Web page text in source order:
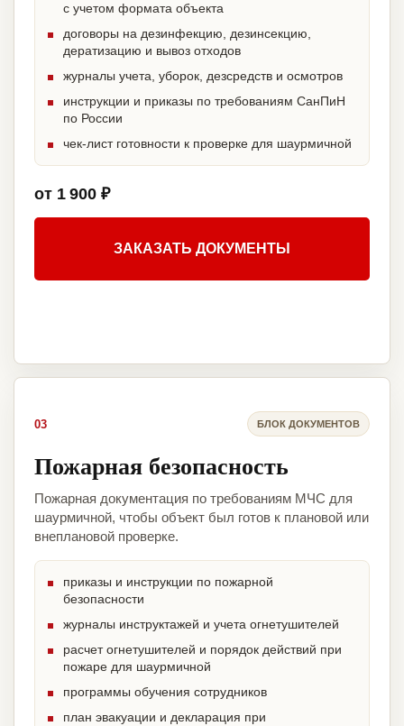
с учетом формата объекта
договоры на дезинфекцию, дезинсекцию,
дератизацию и вывоз отходов
журналы учета, уборок, дезсредств и осмотров
инструкции и приказы по требованиям СанПиН
по России
чек-лист готовности к проверке для шаурмичной
от 1 900 ₽
ЗАКАЗАТЬ ДОКУМЕНТЫ
03 БЛОК ДОКУМЕНТОВ
Пожарная безопасность
Пожарная документация по требованиям МЧС для
шаурмичной, чтобы объект был готов к плановой или
внеплановой проверке.
приказы и инструкции по пожарной
безопасности
журналы инструктажей и учета огнетушителей
расчет огнетушителей и порядок действий при
пожаре для шаурмичной
программы обучения сотрудников
план эвакуации и декларация при